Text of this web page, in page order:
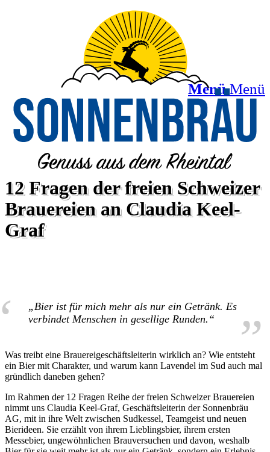
Menü Menü
12 Fragen der freien Schweizer
Brauereien an Claudia Keel-
Graf
„Bier ist für mich mehr als nur ein Getränk. Es
verbindet Menschen in gesellige Runden.“
Was treibt eine Brauereigeschäftsleiterin wirklich an? Wie entsteht
ein Bier mit Charakter, und warum kann Lavendel im Sud auch mal
gründlich daneben gehen?
Im Rahmen der 12 Fragen Reihe der freien Schweizer Brauereien
nimmt uns Claudia Keel-Graf, Geschäftsleiterin der Sonnenbräu
AG, mit in ihre Welt zwischen Sudkessel, Teamgeist und neuen
Bierideen. Sie erzählt von ihrem Lieblingsbier, ihrem ersten
Messebier, ungewöhnlichen Brauversuchen und davon, weshalb